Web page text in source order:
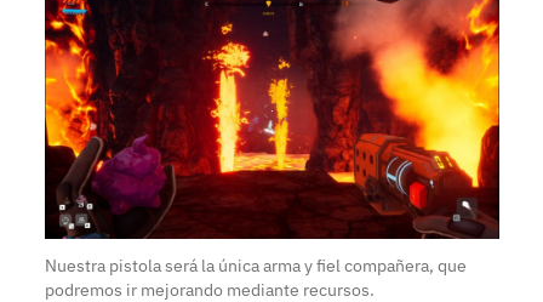
Nuestra pistola será la única arma y fiel compañera, que
podremos ir mejorando mediante recursos.